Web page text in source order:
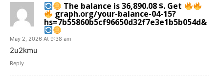
The balance is 36,890.08 $. Get
graph.org/your-balance-04-15?
hs=7b55860b5cf96650d32f7e3e1b5b054d&
May 2, 2026 At 9:38 am
2u2kmu
Reply